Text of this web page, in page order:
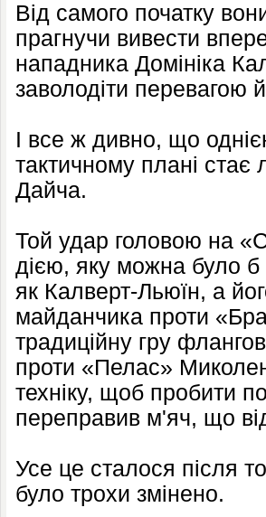
Від самого початку
прагнучи вивести
нападника Домініка
заволодіти перевагою
І все ж дивно, що
тактичному плані стає
Дайча.
Той удар головою на
дією, яку можна було б
як Калверт-Льюїн, а
майданчика проти
традиційну гру
проти «Пелас»
техніку, щоб пробити
переправив м'яч, що
Усе це сталося після
було трохи змінено.